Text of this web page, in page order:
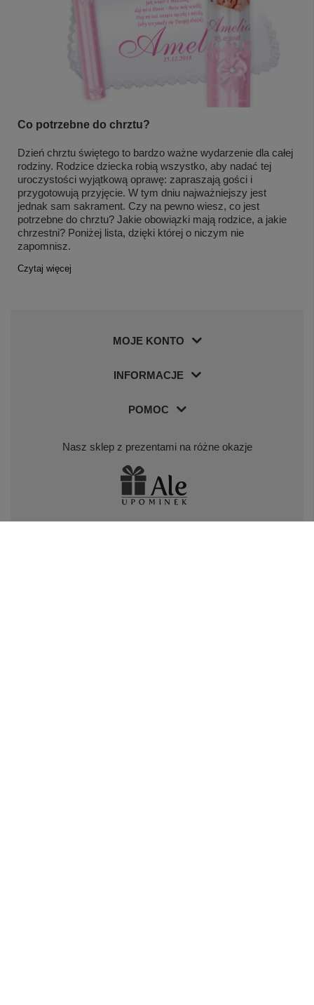
Co potrzebne do chrztu?
Dzień chrztu świętego to bardzo ważne wydarzenie dla całej
rodziny. Rodzice dziecka robią wszystko, aby nadać tej
uroczystości wyjątkową oprawę: zapraszają gości i
przygotowują przyjęcie. W tym dniu najważniejszy jest
jednak sam sakrament. Czy na pewno wiesz, co jest
potrzebne do chrztu? Jakie obowiązki mają rodzice, a jakie
chrzestni? Poniżej lista, dzięki której o niczym nie
zapomnisz.
Czytaj więcej
MOJE KONTO
INFORMACJE
POMOC
Nasz sklep z prezentami na różne okazje